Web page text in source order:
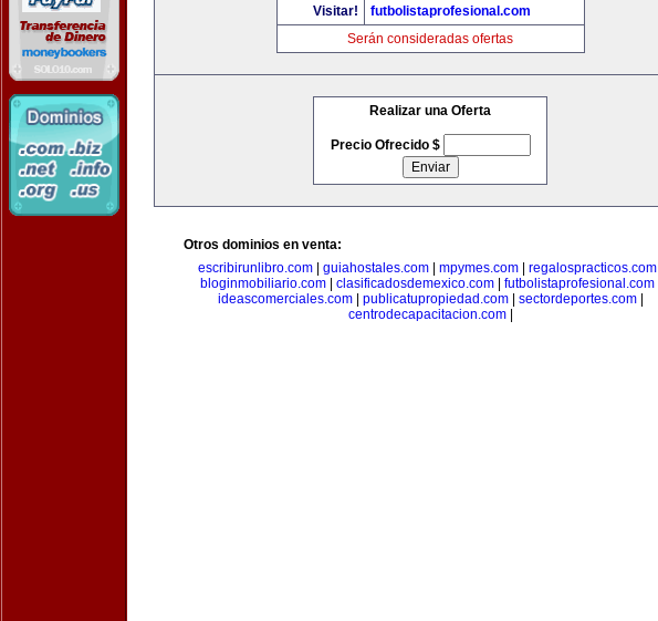
Visitar!
futbolistaprofesional.com
Serán consideradas ofertas
Realizar una Oferta
Precio Ofrecido $
Otros dominios en venta:
escribirunlibro.com| guiahostales.com| mpymes.com| regalospracticos.com|
bloginmobiliario.com| clasificadosdemexico.com| futbolistaprofesional.com|
ideascomerciales.com| publicatupropiedad.com| sectordeportes.com|
centrodecapacitacion.com|